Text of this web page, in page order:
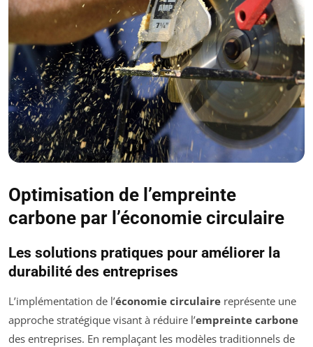
Optimisation de l’empreinte
carbone par l’économie circulaire
Les solutions pratiques pour améliorer la
durabilité des entreprises
L’implémentation de l’économie circulaire représente une
approche stratégique visant à réduire l’empreinte carbone
des entreprises. En remplaçant les modèles traditionnels de